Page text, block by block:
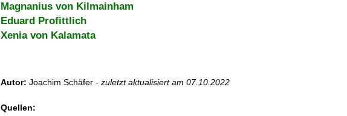
Magnanius von Kilmainham
Eduard Profittlich
Xenia von Kalamata
Autor: Joachim Schäfer - zuletzt aktualisiert am 07.10.2022
Quellen: